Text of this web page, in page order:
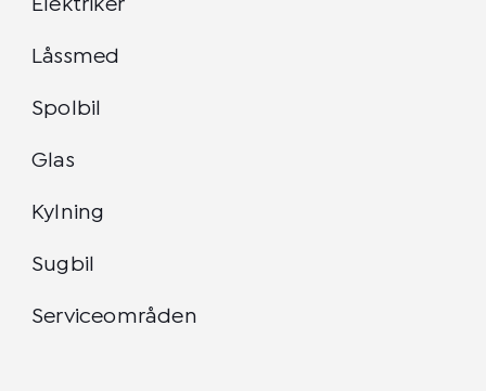
Elektriker
Låssmed
Spolbil
Glas
Kylning
Sugbil
Serviceområden